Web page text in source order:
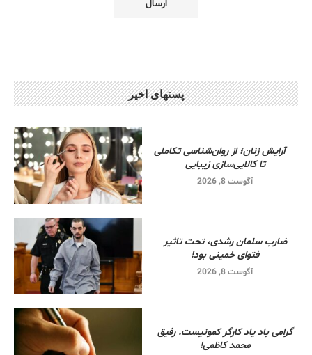
پستهای اخیر
آرایش زنان؛ از روان‌شناسی تکاملی
تا کالایی‌سازی زیبایی
آگوست 8, 2026
ضارب سلمان رشدی، تحت تاثیر
فتوای خمینی بود!
آگوست 8, 2026
گرامی باد یاد کارگر کمونیست. رفیق
محمد کاظمی!